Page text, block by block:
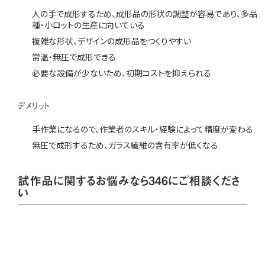
人の手で成形するため、成形品の形状の調整が容易であり、多品
種・小ロットの生産に向いている
複雑な形状、デザインの成形品をつくりやすい
常温・無圧で成形できる
必要な設備が少ないため、初期コストを抑えられる
デメリット
手作業になるので、作業者のスキル・経験によって精度が変わる
無圧で成形するため、ガラス繊維の含有率が低くなる
試作品に関するお悩みなら346にご相談くださ
い